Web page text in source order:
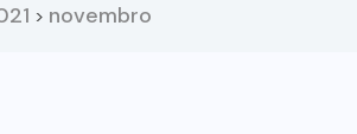
> novembro